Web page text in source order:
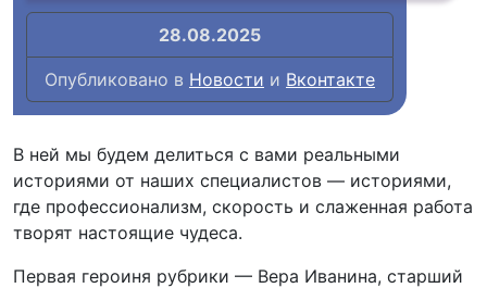
28.08.2025
Опубликовано в Новости и Вконтакте
В ней мы будем делиться с вами реальными
историями от наших специалистов — историями,
где профессионализм, скорость и слаженная работа
творят настоящие чудеса.
Первая героиня рубрики — Вера Иванина, старший